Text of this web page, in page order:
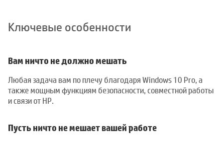
Ключевые особенности
Вам ничто не должно мешать
Любая задача вам по плечу благодаря Windows 10 Pro, а
также мощным функциям безопасности, совместной работы
и связи от HP.
Пусть ничто не мешает вашей работе